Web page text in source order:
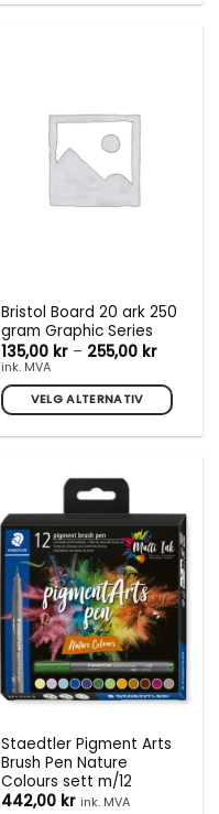
Bristol Board 20 ark 250
gram Graphic Series
135,00 kr – 255,00 kr
255,00
ink. MVA
VELG ALTERNATIV
varianter.
Alternativene
kan
velges
på
produktsiden
Staedtler Pigment Arts
Brush Pen Nature
Colours sett m/12
442,00 kr ink. MVA